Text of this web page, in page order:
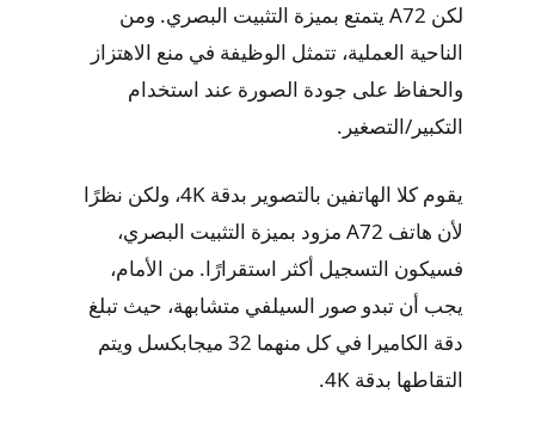
لكن A72 يتمتع بميزة التثبيت البصري. ومن
الناحية العملية، تتمثل الوظيفة في منع الاهتزاز
والحفاظ على جودة الصورة عند استخدام
التكبير/التصغير.
يقوم كلا الهاتفين بالتصوير بدقة 4K، ولكن نظرًا
لأن هاتف A72 مزود بميزة التثبيت البصري،
فسيكون التسجيل أكثر استقرارًا. من الأمام،
يجب أن تبدو صور السيلفي متشابهة، حيث تبلغ
دقة الكاميرا في كل منهما 32 ميجابكسل ويتم
التقاطها بدقة 4K.